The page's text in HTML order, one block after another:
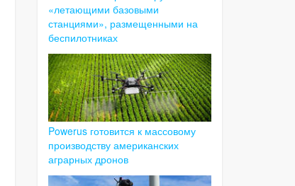
«летающими базовыми
станциями», размещенными на
беспилотниках
Powerus готовится к массовому
производству американских
аграрных дронов